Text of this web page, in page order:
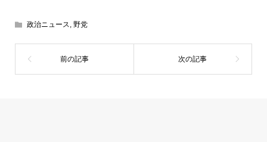
政治ニュース 野党